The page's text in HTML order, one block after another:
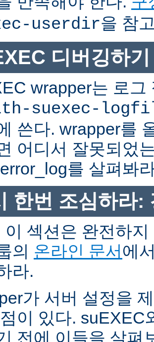
userdir을 참
디버깅하기
wrapper는 로그
suexec-
쓴다. wrapper를
어디서 잘못되었
를 살펴봐
한번 조심하라:
이 섹션은 완전하
의 온라인 문서에
라.
가 서버 설정을
이 있다. suEXEC
전에 이들을 살펴